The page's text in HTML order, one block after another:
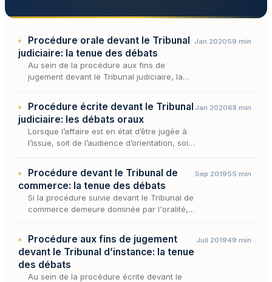
Procédure orale devant le Tribunal
judiciaire: la tenue des débats
Au sein de la procédure aux fins de
jugement devant le Tribunal judiciaire, la
ordonne l'inst…
Jan 202059 min
Procédure écrite devant le Tribunal
judiciaire: les débats oraux
Lorsque l’affaire est en état d’être jugée à
l’issue, soit de l’audience d’orientation, soit
oraux…
Jan 202068 min
Procédure devant le Tribunal de
commerce: la tenue des débats
Si la procédure suivie devant le Tribunal de
commerce demeure dominée par l'oralité,
moment décisif o…
Sep 201955 min
Procédure aux fins de jugement
devant le Tribunal d’instance: la tenue
des débats
Au sein de la procédure écrite devant le
Juil 201949 min